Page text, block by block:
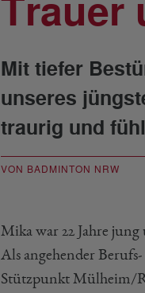
Trauer
Mit tiefer
unseres
traurig und
VON BADMINTON NRW
Mika war 22 Jahre
Als angehender
Stützpunkt Mülheim/